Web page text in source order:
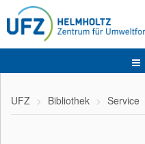
UFZ Bibliothek Service